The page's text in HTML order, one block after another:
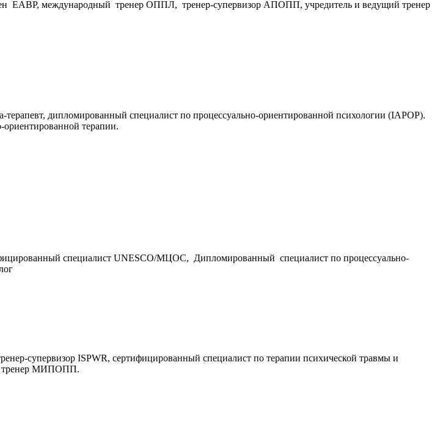
EABP, международный тренер ОППЛ, тренер-супервизор АПОПП, учредитель и ведущий тренер
терапевт, дипломированный специалист по процессуально-ориентированной психологии (IAPOP).
терапии.
специалист UNESCO/МЦОС, Дипломированный специалист по процессуально-
супервизор ISPWR, сертифицированный специалист по терапии психической травмы и
тренер МИПОПП.